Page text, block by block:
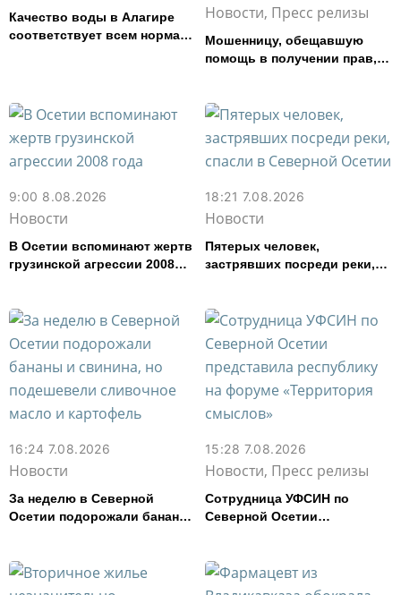
Качество воды в Алагире
соответствует всем нормам
Новости, Пресс релизы
Мошенницу, обещавшую
помощь в получении прав,
9:00 8.08.2026
Новости
В Осетии вспоминают жертв
грузинской агрессии 2008
18:21 7.08.2026
Новости
Пятерых человек,
застрявших посреди реки,
16:24 7.08.2026
Новости
За неделю в Северной
Осетии подорожали бананы
картофель
15:28 7.08.2026
Новости, Пресс релизы
Сотрудница УФСИН по
Северной Осетии
смыслов»